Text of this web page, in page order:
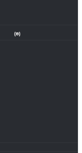
(8)